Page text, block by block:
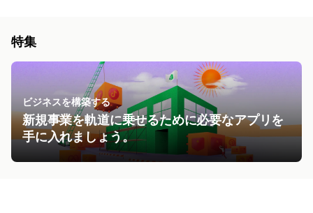
特集
ビジネスを構築する
新規事業を軌道に乗せるために必要なアプリを
手に入れましょう。